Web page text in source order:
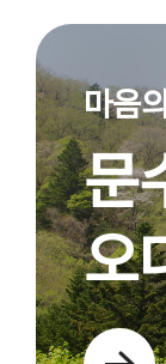
마음
문
오